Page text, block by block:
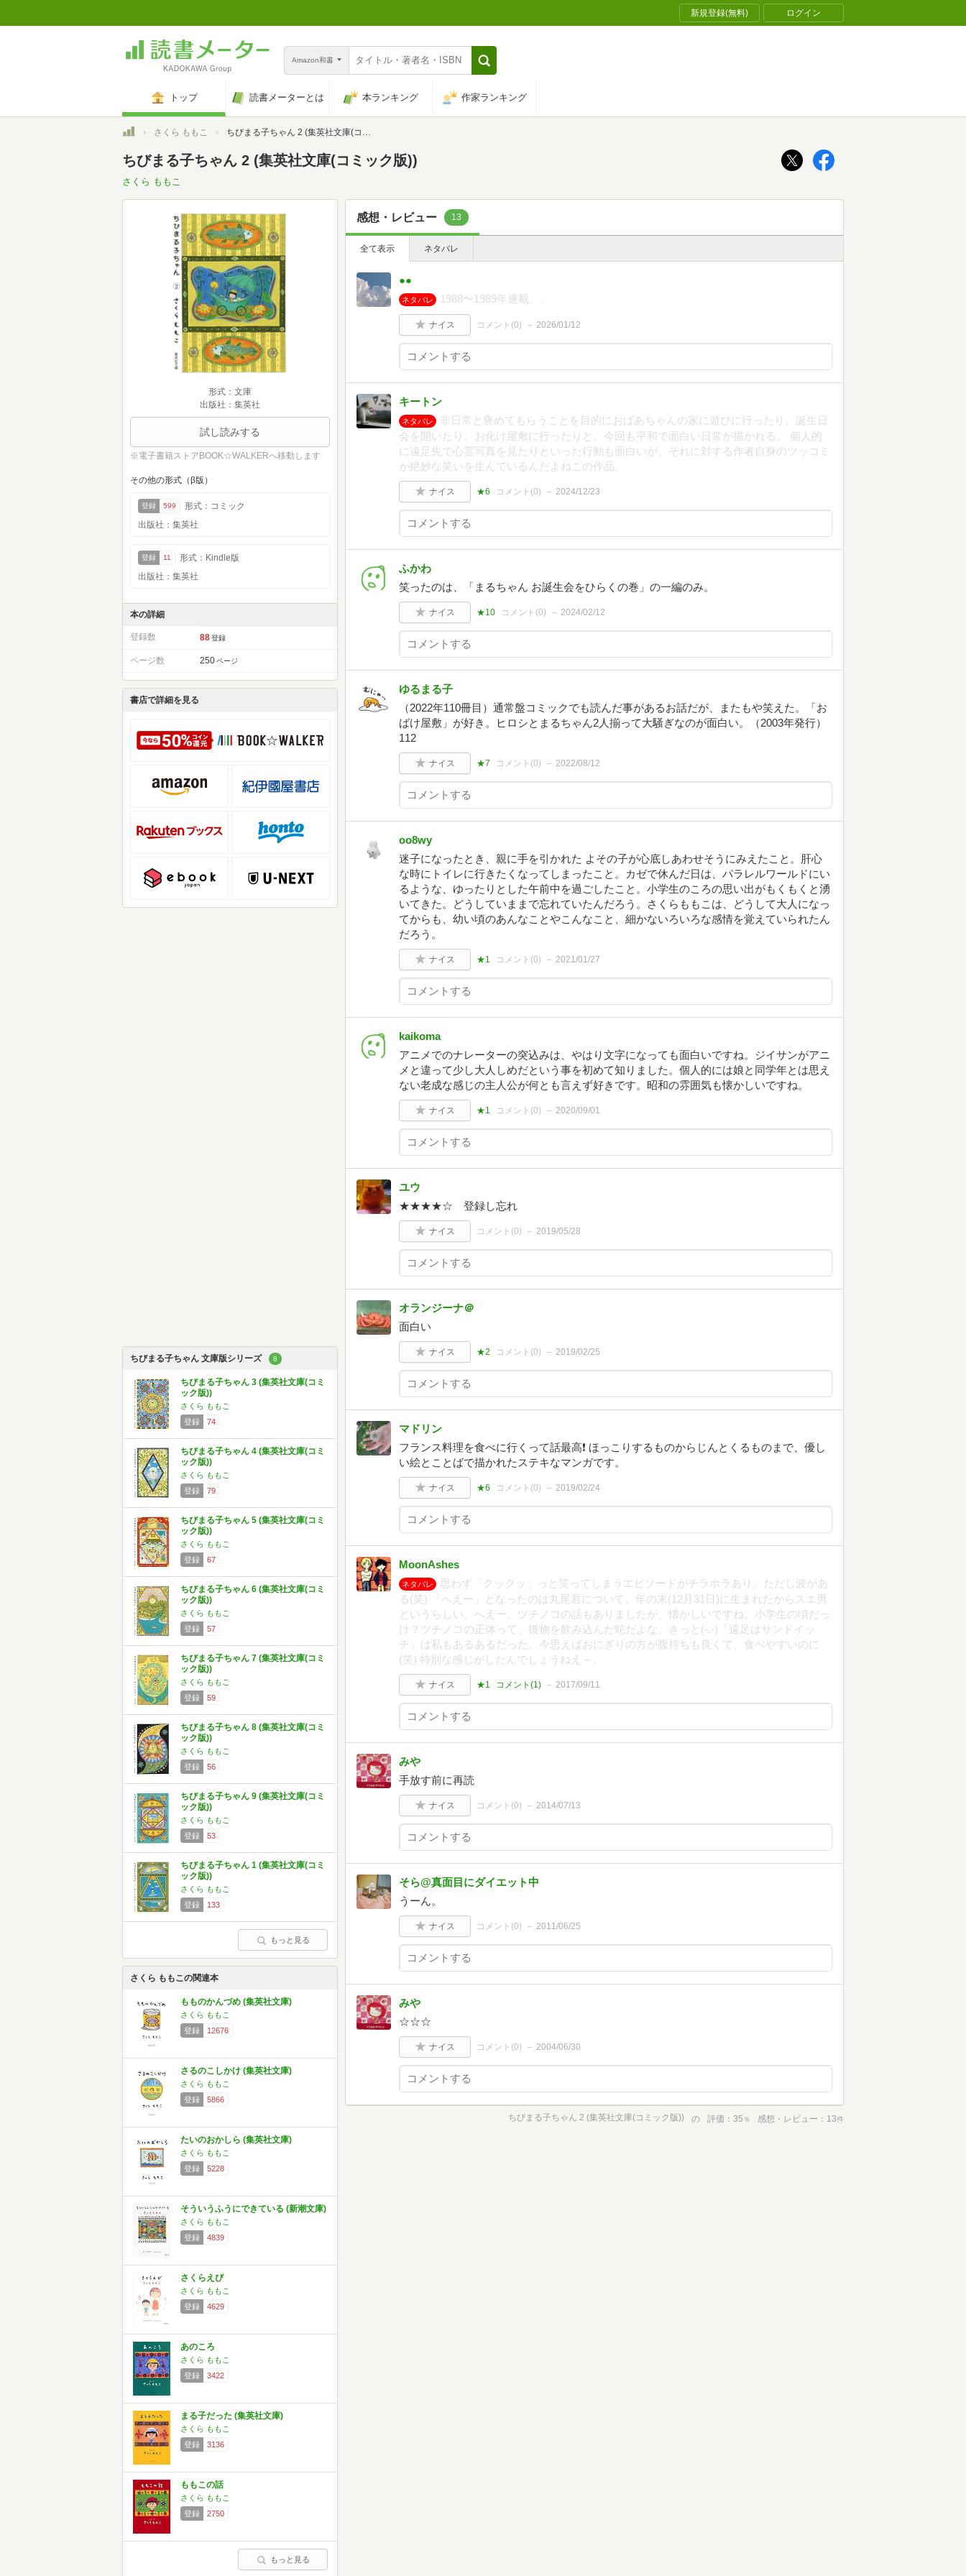
新規登録(無料) ログイン
Amazon和書
トップ 読書メーターとは 本ランキング 作家ランキング
トップさくら ももこ ちびまる子ちゃん 2 (集英社文庫(コミック版))
ちびまる子ちゃん 2 (集英社文庫(コミック版))
さくら ももこ
形式：文庫
出版社：集英社
試し読みする
※電子書籍ストアBOOK☆WALKERへ移動します
その他の形式（β版）
登録 599
形式：コミック
出版社：集英社
登録 11
形式：Kindle版
出版社：集英社
本の詳細
登録数 88 登録
ページ数 250 ページ
書店で詳細を見る
ちびまる子ちゃん 文庫版シリーズ 8
ちびまる子ちゃん 3 (集英社文庫(コミ
ック版))
さくら ももこ
登録
74
ちびまる子ちゃん 4 (集英社文庫(コミ
ック版))
さくら ももこ
登録
79
ちびまる子ちゃん 5 (集英社文庫(コミ
ック版))
さくら ももこ
登録
67
ちびまる子ちゃん 6 (集英社文庫(コミ
ック版))
さくら ももこ
登録
57
ちびまる子ちゃん 7 (集英社文庫(コミ
ック版))
さくら ももこ
登録
59
ちびまる子ちゃん 8 (集英社文庫(コミ
ック版))
さくら ももこ
登録
56
ちびまる子ちゃん 9 (集英社文庫(コミ
ック版))
さくら ももこ
登録
53
ちびまる子ちゃん 1 (集英社文庫(コミ
ック版))
さくら ももこ
登録
133
もっと見る
さくら ももこの関連本
もものかんづめ (集英社文庫)
さくら ももこ
登録
12676
さるのこしかけ (集英社文庫)
さくら ももこ
登録
5866
たいのおかしら (集英社文庫)
さくら ももこ
登録
5228
そういうふうにできている (新潮文庫)
さくら ももこ
登録
4839
さくらえび
さくら ももこ
登録
4629
あのころ
さくら ももこ
登録
3422
まる子だった (集英社文庫)
さくら ももこ
登録
3136
ももこの話
さくら ももこ
登録
2750
もっと見る
感想・レビュー 13
全て表示 ネタバレ
●●
ネタバレ 1988〜1989年連載。、
ナイス コメント(0) 2026/01/12
キートン
ネタバレ
非日常と褒めてもらうことを目的におばあちゃんの家に遊びに行ったり、誕生日
会を開いたり、お化け屋敷に行ったりと、今回も平和で面白い日常が描かれる。 個人的
に遠足先で心霊写真を見たりといった行動も面白いが、それに対する作者自身のツッコミ
が絶妙な笑いを生んでいるんだよねこの作品。
ナイス ★6 コメント(0) 2024/12/23
ふかわ
笑ったのは、「まるちゃん お誕生会をひらくの巻」の一編のみ。
ナイス ★10 コメント(0) 2024/02/12
ゆるまる子
（2022年110冊目）通常盤コミックでも読んだ事があるお話だが、またもや笑えた。「お
ばけ屋敷」が好き。ヒロシとまるちゃん2人揃って大騒ぎなのが面白い。（2003年発行）
112
ナイス ★7 コメント(0) 2022/08/12
oo8wy
迷子になったとき、親に手を引かれた よその子が心底しあわせそうにみえたこと。肝心
な時にトイレに行きたくなってしまったこと。カゼで休んだ日は、パラレルワールドにい
るような、ゆったりとした午前中を過ごしたこと。小学生のころの思い出がもくもくと湧
いてきた。どうしていままで忘れていたんだろう。さくらももこは、どうして大人になっ
てからも、幼い頃のあんなことやこんなこと、細かないろいろな感情を覚えていられたん
だろう。
ナイス ★1 コメント(0) 2021/01/27
kaikoma
アニメでのナレーターの突込みは、やはり文字になっても面白いですね。ジイサンがアニ
メと違って少し大人しめだという事を初めて知りました。個人的には娘と同学年とは思え
ない老成な感じの主人公が何とも言えず好きです。昭和の雰囲気も懐かしいですね。
ナイス ★1 コメント(0) 2020/09/01
ユウ
★★★★☆ 登録し忘れ
ナイス コメント(0) 2019/05/28
オランジーナ＠
面白い
ナイス ★2 コメント(0) 2019/02/25
マドリン
フランス料理を食べに行くって話最高❗ ほっこりするものからじんとくるものまで、優し
い絵とことばで描かれたステキなマンガです。
ナイス ★6 コメント(0) 2019/02/24
MoonAshes
ネタバレ
思わず「クックッ」っと笑ってしまうエピソードがチラホラあり。ただし波があ
る(笑) 「へえー」となったのは丸尾君について。年の末(12月31日)に生まれたからスエ男
というらしい。へえー。ツチノコの話もありましたが、懐かしいですね。小学生の頃だっ
け？ツチノコの正体って、獲物を飲み込んだ蛇だよな、きっと(-.-)「遠足はサンドイッ
チ」は私もあるあるだった。今思えばおにぎりの方が腹持ちも良くて、食べやすいのに
(笑) 特別な感じがしたんでしょうねえ～。
ナイス ★1 コメント(1) 2017/09/11
みや
手放す前に再読
ナイス コメント(0) 2014/07/13
そら@真面目にダイエット中
うーん。
ナイス コメント(0) 2011/06/25
みや
☆☆☆
ナイス コメント(0) 2004/06/30
ちびまる子ちゃん 2 (集英社文庫(コミック版)) の 評価 35 ％ 感想・レビュー 13件